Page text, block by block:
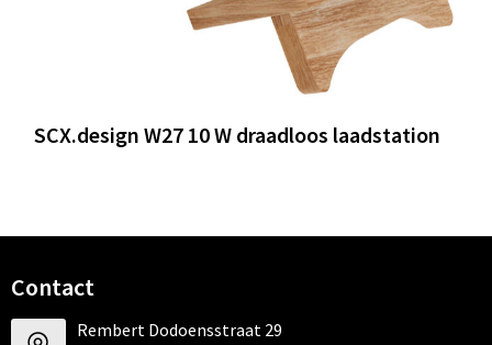
SCX.design W27 10 W draadloos laadstation
Contact
Rembert Dodoensstraat 29